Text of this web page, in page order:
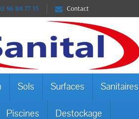
96 84 77 15 Contact
Sols Surfaces Sanitaires
Piscines Destockage